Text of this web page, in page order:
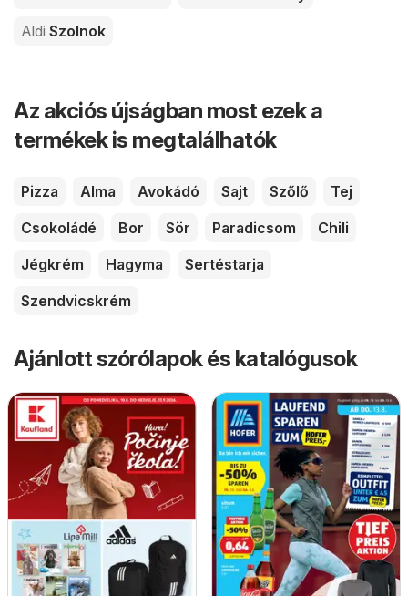
Aldi Szolnok
Az akciós újságban most ezek a
termékek is megtalálhatók
Pizza Alma Avokádó Sajt Szőlő
Tej
Csokoládé
Bor Sör Paradicsom
Chili
Jégkrém
Hagyma
Sertéstarja
Szendvicskrém
Ajánlott szórólapok és katalógusok